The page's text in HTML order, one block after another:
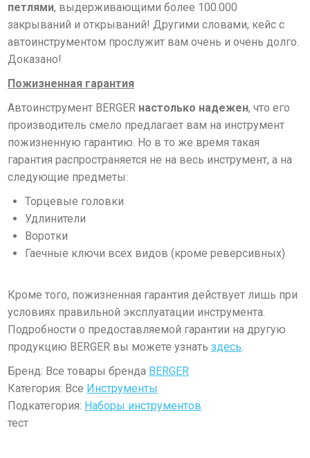
петлями, выдерживающими более 100.000
закрываний и открываний! Другими словами, кейс с
автоинструментом прослужит вам очень и очень долго.
Доказано!
Пожизненная гарантия
Автоинструмент BERGER настолько надежен, что его
производитель смело предлагает вам на инструмент
пожизненную гарантию. Но в то же время такая
гарантия распространяется не на весь инструмент, а на
следующие предметы:
Торцевые головки
Удлинители
Воротки
Гаечные ключи всех видов (кроме реверсивных)
Кроме того, пожизненная гарантия действует лишь при
условиях правильной эксплуатации инструмента.
Подробности о предоставляемой гарантии на другую
продукцию BERGER вы можете узнатьздесь.
Бренд: Все товары бренда BERGER
Категория: Все Инструменты
Подкатегория: Наборы инструментов
тест